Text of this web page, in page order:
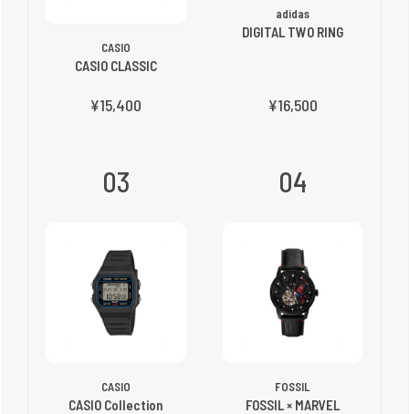
CASIO
CASIO CLASSIC
¥15,400
adidas
DIGITAL TWO RING
¥16,500
03
CASIO
CASIO Collection
04
FOSSIL
FOSSIL × MARVEL